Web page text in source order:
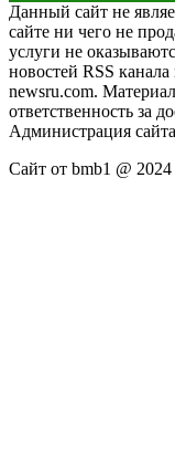
Данный сайт не
сайте ни чего не
услуги не
новостей RSS
newsru.com.
ответственность за
Администрация
Сайт от bmb1 @ 2024